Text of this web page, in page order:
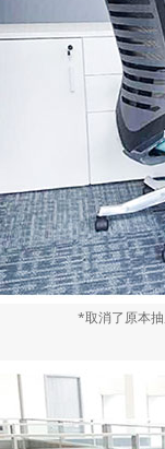
*取消了原本